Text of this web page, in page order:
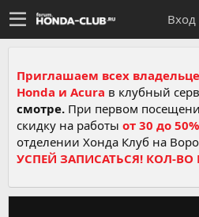
Вход
Приглашаем всех
Honda и Acura в клубный
смотре. При первом
скидку на работы от 30 до 50%
отделении Хонда Клуб на
УСПЕЙ ЗАПИСАТЬСЯ! КОЛ-ВО